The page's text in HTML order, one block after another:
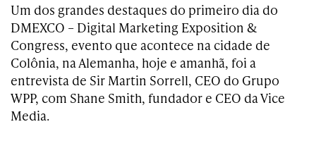
Um dos grandes destaques do primeiro dia do
DMEXCO – Digital Marketing Exposition &
Congress, evento que acontece na cidade de
Colônia, na Alemanha, hoje e amanhã, foi a
entrevista de Sir Martin Sorrell, CEO do Grupo
WPP, com Shane Smith, fundador e CEO da Vice
Media.